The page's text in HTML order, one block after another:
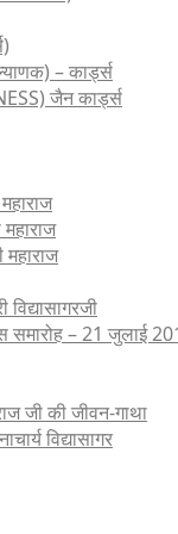
– कार्ड्स
जैन कार्ड्स
महाराज
समारोह – 21 जुलाई
जी की जीवन-गाथा
विद्यासागर